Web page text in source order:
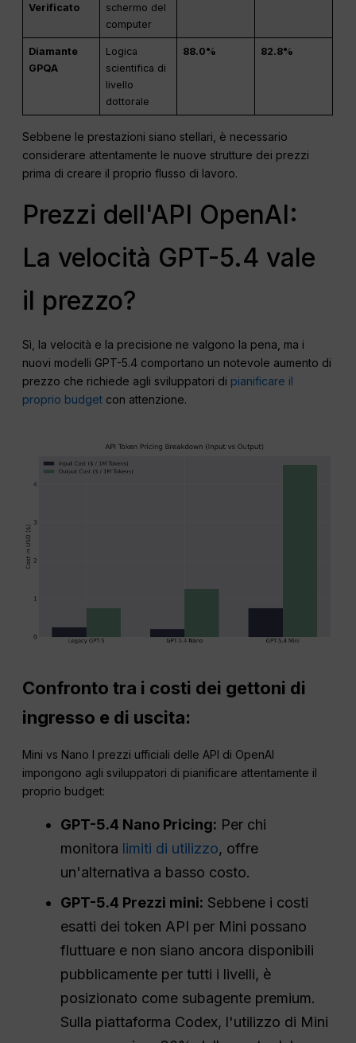
Verificato
schermo del
computer
Diamante
GPQA
Logica
scientifica di
livello
dottorale
88.0% 82.8%
Sebbene le prestazioni siano stellari, è necessario
considerare attentamente le nuove strutture dei prezzi
prima di creare il proprio flusso di lavoro.
Prezzi dell'API OpenAI:
La velocità GPT-5.4 vale
il prezzo?
Sì, la velocità e la precisione ne valgono la pena, ma i
nuovi modelli GPT-5.4 comportano un notevole aumento di
prezzo che richiede agli sviluppatori di pianificare il
proprio budget con attenzione.
Confronto tra i costi dei gettoni di
ingresso e di uscita:
Mini vs Nano I prezzi ufficiali delle API di OpenAI
impongono agli sviluppatori di pianificare attentamente il
proprio budget:
GPT-5.4 Nano Pricing: Per chi
monitora limiti di utilizzo, offre
un'alternativa a basso costo.
GPT-5.4 Prezzi mini: Sebbene i costi
esatti dei token API per Mini possano
fluttuare e non siano ancora disponibili
pubblicamente per tutti i livelli, è
posizionato come subagente premium.
Sulla piattaforma Codex, l'utilizzo di Mini